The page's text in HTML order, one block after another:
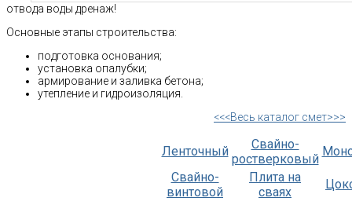
отвода воды дренаж!
Основные этапы строительства:
подготовка основания;
установка опалубки;
армирование и заливка бетона;
утепление и гидроизоляция.
<<<Весь каталог смет>>>
Ленточный
Свайно-
ростверковый
Свайно-
винтовой
Плита на
сваях